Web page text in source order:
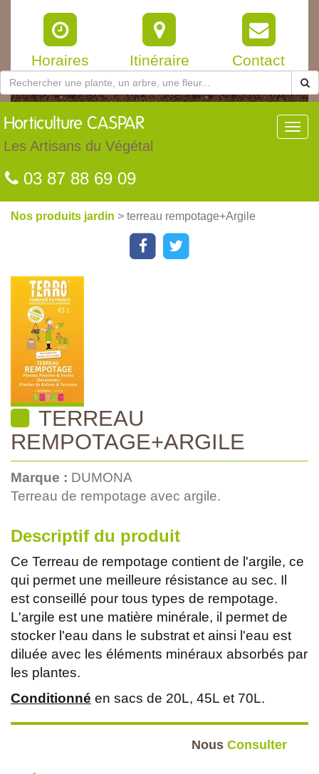
Horaires Itinéraire Contact
Horticulture CASPAR
Les Artisans du Végétal
03 87 88 69 09
Nos produits jardin > terreau rempotage+Argile
TERREAU
REMPOTAGE+ARGILE
Marque : DUMONA
Terreau de rempotage avec argile.
Descriptif du produit
Ce Terreau de rempotage contient de l'argile, ce
qui permet une meilleure résistance au sec. Il
est conseillé pour tous types de rempotage.
L'argile est une matière minérale, il permet de
stocker l'eau dans le substrat et ainsi l'eau est
diluée avec les éléments minéraux absorbés par
les plantes.
Conditionné en sacs de 20L, 45L et 70L.
Nous Consulter